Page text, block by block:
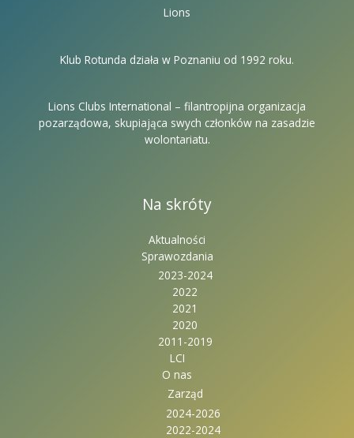
Lions
Klub Rotunda działa w Poznaniu od 1992 roku.
Lions Clubs International – filantropijna organizacja
pozarządowa, skupiająca swych członków na zasadzie
wolontariatu.
Na skróty
Aktualności
Sprawozdania
2023-2024
2022
2021
2020
2011-2019
LCI
O nas
Zarząd
2024-2026
2022-2024